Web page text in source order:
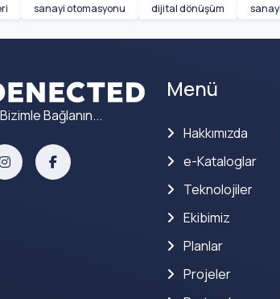
sanayi otomasyonu dijital dönüşüm
Bağlanın...
Menü
Hakkımızda
e-Kataloglar
Teknolojiler
Ekibimiz
Planlar
Projeler